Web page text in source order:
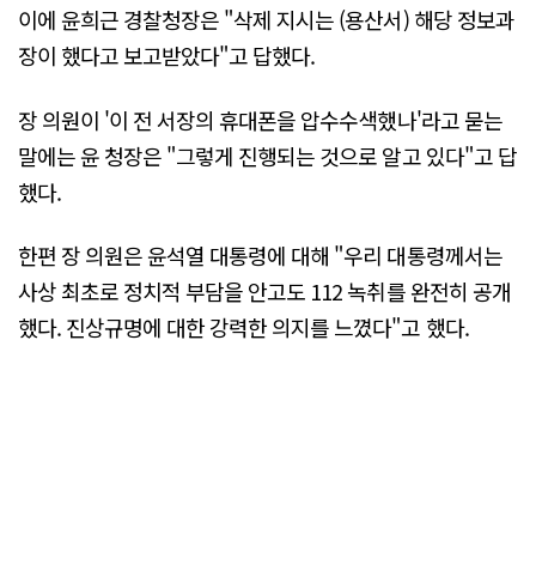
이에 윤희근 경찰청장은 "삭제 지시는 (용산서) 해당 정보과
장이 했다고 보고받았다"고 답했다.
장 의원이 '이 전 서장의 휴대폰을 압수수색했나'라고 묻는
말에는 윤 청장은 "그렇게 진행되는 것으로 알고 있다"고 답
했다.
한편 장 의원은 윤석열 대통령에 대해 "우리 대통령께서는
사상 최초로 정치적 부담을 안고도 112 녹취를 완전히 공개
했다. 진상규명에 대한 강력한 의지를 느꼈다"고 했다.